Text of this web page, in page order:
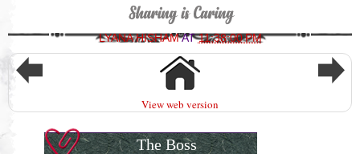
LYANA HISHAMAT11:38:00 PM
View web version
The Boss